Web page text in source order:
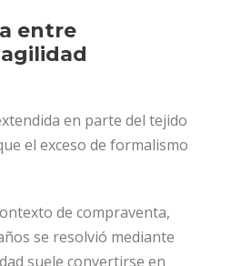
entre
en parte del tejido
el exceso de formalismo
de compraventa,
se resolvió mediante
suele convertirse en